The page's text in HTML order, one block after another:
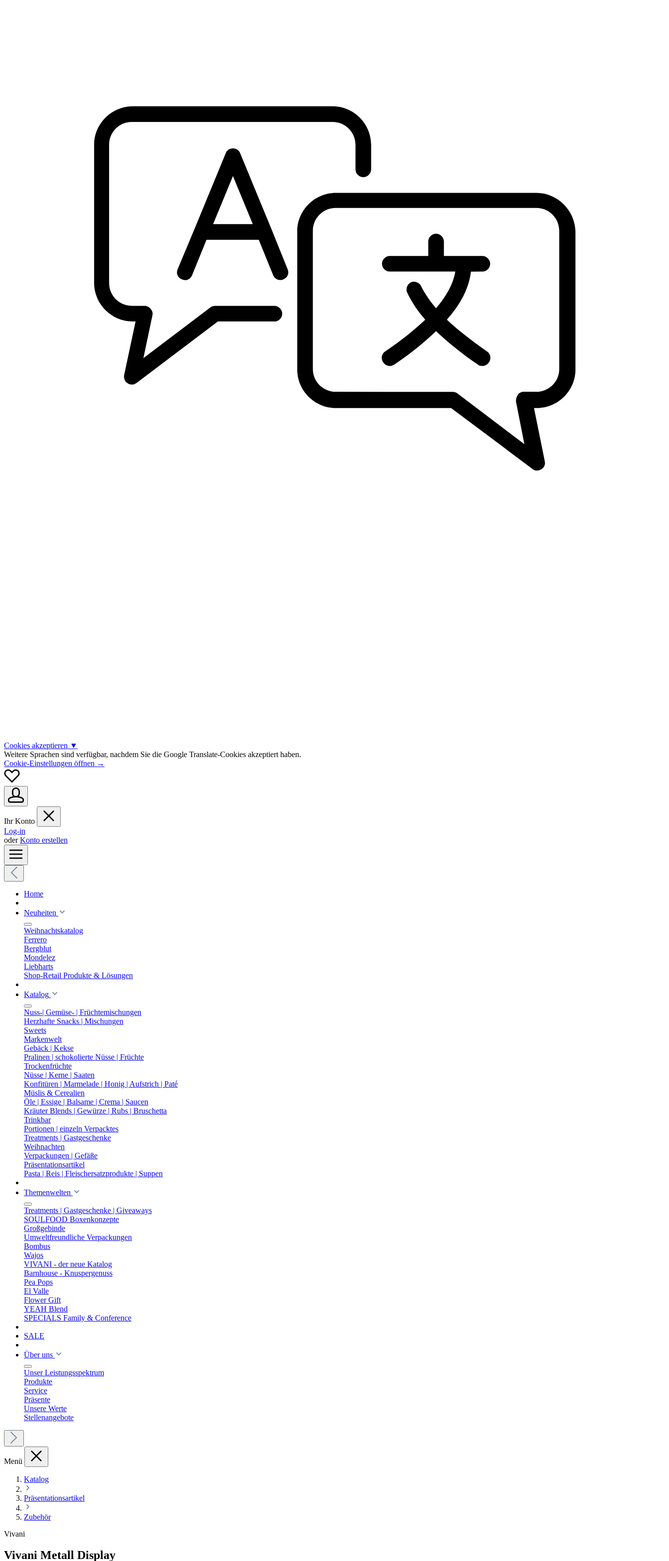
Cookies akzeptieren ▼
Weitere Sprachen sind verfügbar, nachdem Sie die Google Translate-Cookies akzeptiert haben.
Cookie-Einstellungen öffnen →
Ihr Konto
Log-in
oderKonto erstellen
Home
Neuheiten
Weihnachtskatalog
Ferrero
Bergblut
Mondelez
Liebharts
Shop-Retail Produkte & Lösungen
Katalog
Nuss-| Gemüse- | Früchtemischungen
Herzhafte Snacks | Mischungen
Sweets
Markenwelt
Gebäck | Kekse
Pralinen | schokolierte Nüsse | Früchte
Trockenfrüchte
Nüsse | Kerne | Saaten
Konfitüren | Marmelade | Honig | Aufstrich | Paté
Müslis & Cerealien
Öle | Essige | Balsame | Crema | Saucen
Kräuter Blends | Gewürze | Rubs | Bruschetta
Trinkbar
Portionen | einzeln Verpacktes
Treatments | Gastgeschenke
Weihnachten
Verpackungen | Gefäße
Präsentationsartikel
Pasta | Reis | Fleischersatzprodukte | Suppen
Themenwelten
Treatments | Gastgeschenke | Giveaways
SOULFOOD Boxenkonzepte
Großgebinde
Umweltfreundliche Verpackungen
Bombus
Wajos
VIVANI - der neue Katalog
Barnhouse - Knuspergenuss
Pea Pops
El Valle
Flower Gift
YEAH Blend
SPECIALS Family & Conference
SALE
Über uns
Unser Leistungsspektrum
Produkte
Service
Präsente
Unsere Werte
Stellenangebote
Menü
Katalog
Präsentationsartikel
Zubehör
Vivani
Vivani Metall Display